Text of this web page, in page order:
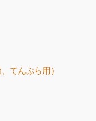
てんぷら用）